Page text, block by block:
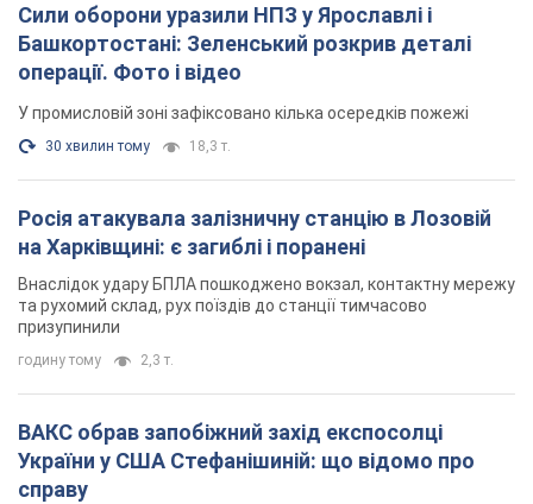
Сили оборони уразили НПЗ у Ярославлі і
Башкортостані: Зеленський розкрив деталі
операції. Фото і відео
У промисловій зоні зафіксовано кілька осередків пожежі
30 хвилин тому 18,3 т.
Росія атакувала залізничну станцію в Лозовій
на Харківщині: є загиблі і поранені
Внаслідок удару БПЛА пошкоджено вокзал, контактну мережу
та рухомий склад, рух поїздів до станції тимчасово
призупинили
годину тому 2,3 т.
ВАКС обрав запобіжний захід експосолці
України у США Стефанішиній: що відомо про
справу